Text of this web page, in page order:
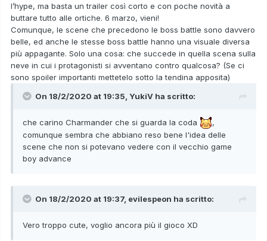
l’hype, ma basta un trailer così corto e con poche novità a
buttare tutto alle ortiche. 6 marzo, vieni!
Comunque, le scene che precedono le boss battle sono davvero
belle, ed anche le stesse boss battle hanno una visuale diversa
più appagante. Solo una cosa: che succede in quella scena sulla
neve in cui i protagonisti si avventano contro qualcosa? (Se ci
sono spoiler importanti mettetelo sotto la tendina apposita)
On 18/2/2020 at 19:35, YukiV ha scritto:
che carino Charmander che si guarda la coda
,
comunque sembra che abbiano reso bene l'idea delle
scene che non si potevano vedere con il vecchio game
boy advance
On 18/2/2020 at 19:37, evilespeon ha scritto:
Vero troppo cute, voglio ancora più il gioco XD